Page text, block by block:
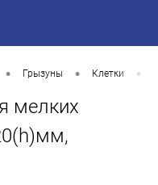
• Грызуны • Клетки •
мелких